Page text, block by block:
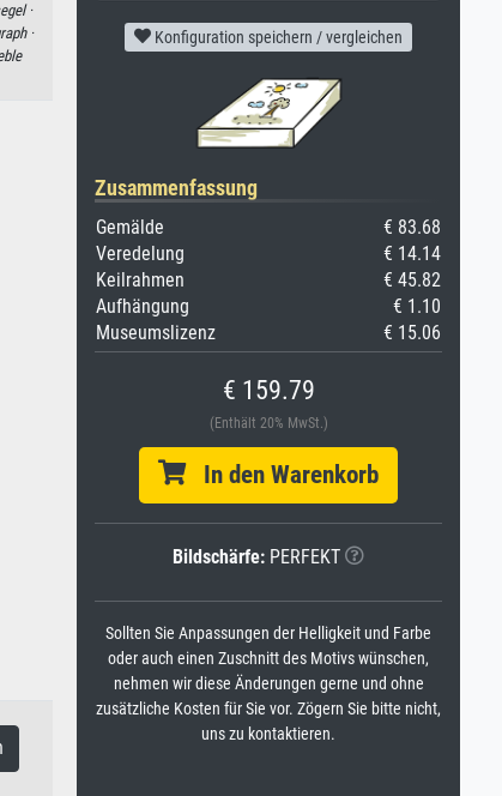
·
·
Konfiguration speichern / vergleichen
Zusammenfassung
Gemälde
€ 83.68
Veredelung
€ 14.14
Keilrahmen
€ 45.82
Aufhängung
€ 1.10
Museumslizenz
€ 15.06
€ 159.79
(Enthält 20% MwSt.)
In den Warenkorb
Bildschärfe: PERFEKT
Sollten Sie Anpassungen der Helligkeit und Farbe
oder auch einen Zuschnitt des Motivs wünschen,
nehmen wir diese Änderungen gerne und ohne
zusätzliche Kosten für Sie vor. Zögern Sie bitte nicht,
uns zu kontaktieren.